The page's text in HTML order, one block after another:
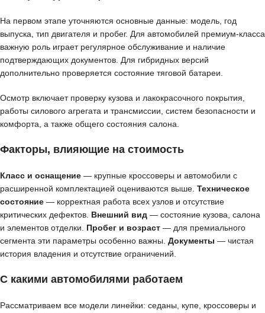
На первом этапе уточняются основные данные: модель, год
выпуска, тип двигателя и пробег. Для автомобилей премиум-класса
важную роль играет регулярное обслуживание и наличие
подтверждающих документов. Для гибридных версий
дополнительно проверяется состояние тяговой батареи.
Осмотр включает проверку кузова и лакокрасочного покрытия,
работы силового агрегата и трансмиссии, систем безопасности и
комфорта, а также общего состояния салона.
Факторы, влияющие на стоимость
Класс и оснащение — крупные кроссоверы и автомобили с
расширенной комплектацией оцениваются выше. Техническое
состояние — корректная работа всех узлов и отсутствие
критических дефектов. Внешний вид — состояние кузова, салона
и элементов отделки. Пробег и возраст — для премиального
сегмента эти параметры особенно важны. Документы — чистая
история владения и отсутствие ограничений.
С какими автомобилями работаем
Рассматриваем все модели линейки: седаны, купе, кроссоверы и